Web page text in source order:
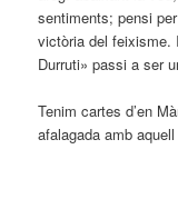
sentiments; pensi
victòria del feixisme.
Durruti» passi a ser
Tenim cartes d’en
afalagada amb